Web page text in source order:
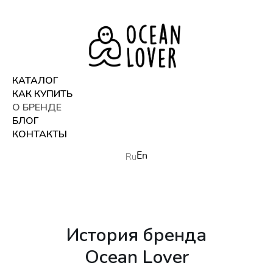
КАТАЛОГ
КАК КУПИТЬ
О БРЕНДЕ
БЛОГ
КОНТАКТЫ
RuEn
История бренда
Ocean Lover